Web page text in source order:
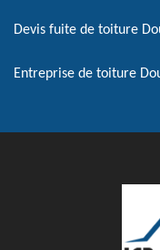
Devis fuite de toiture
Entreprise de toiture